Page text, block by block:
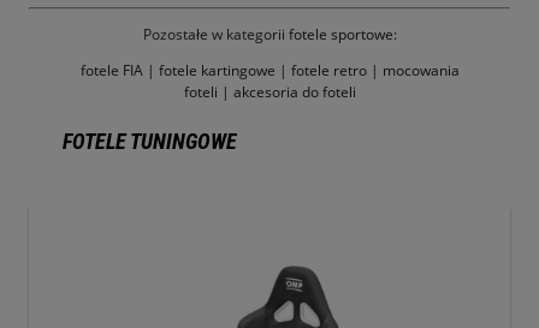
Pozostałe w kategorii fotele sportowe:
fotele FIA| fotele kartingowe | fotele retro| mocowania
foteli | akcesoria do foteli
FOTELE TUNINGOWE